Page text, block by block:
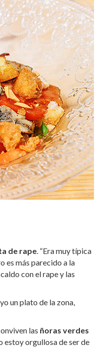
de rape . “Era muy típica
es más parecido a la
con el rape y las
un plato de la zona,
las ñoras verdes
estoy orgullosa de ser de